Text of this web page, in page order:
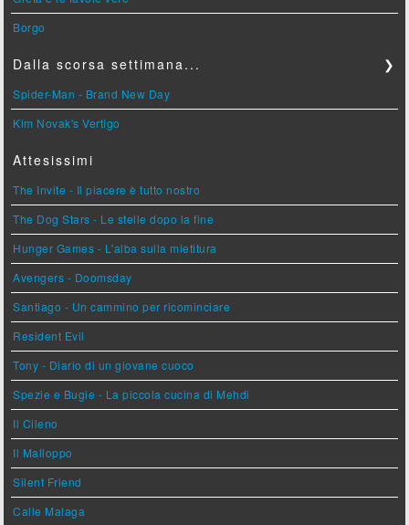
Borgo
Dalla scorsa settimana... ❯
Spider-Man - Brand New Day
Kim Novak's Vertigo
Attesissimi
The Invite - Il piacere è tutto nostro
The Dog Stars - Le stelle dopo la fine
Hunger Games - L'alba sulla mietitura
Avengers - Doomsday
Santiago - Un cammino per ricominciare
Resident Evil
Tony - Diario di un giovane cuoco
Spezie e Bugie - La piccola cucina di Mehdi
Il Cileno
Il Malloppo
Silent Friend
Calle Malaga